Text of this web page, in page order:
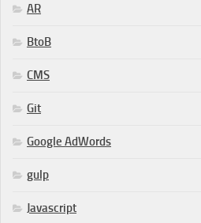
AR
BtoB
CMS
Git
Google AdWords
gulp
Javascript